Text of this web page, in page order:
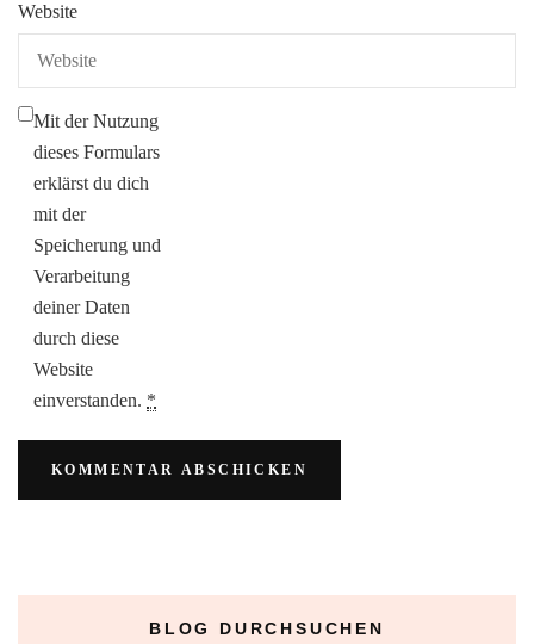
Website
Mit der Nutzung
dieses Formulars
erklärst du dich
mit der
Speicherung und
Verarbeitung
deiner Daten
durch diese
Website
einverstanden. *
BLOG DURCHSUCHEN